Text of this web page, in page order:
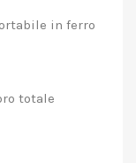
in ferro
totale